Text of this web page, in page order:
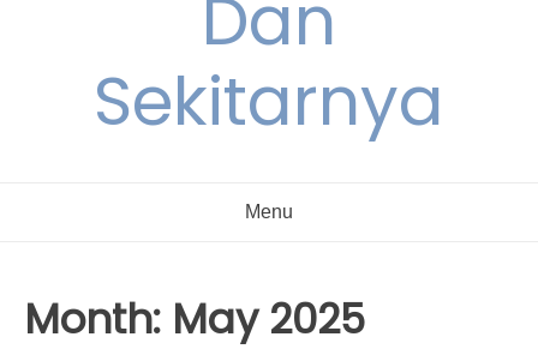
Dan
Sekitarnya
Menu
Month: May 2025